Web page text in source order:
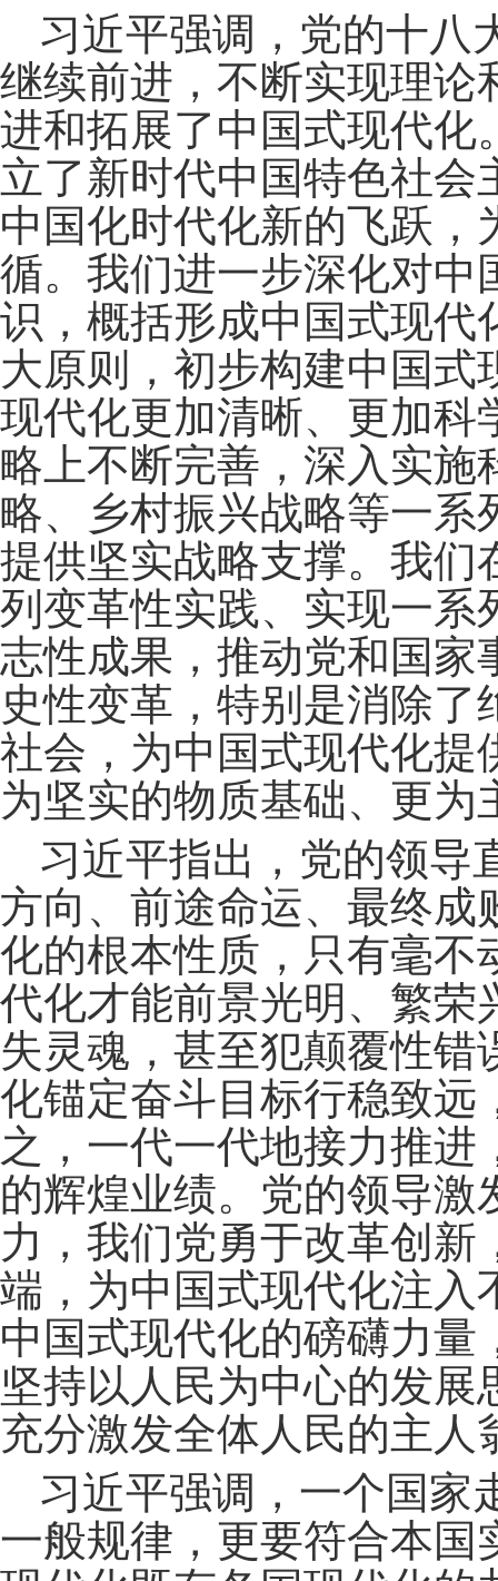
习近平强调，党的十八
继续前进，不断实现理论
进和拓展了中国式现代化
立了新时代中国特色社
中国化时代化新的飞跃
循。我们进一步深化对中
识，概括形成中国式现代
大原则，初步构建中国
现代化更加清晰、更加科
略上不断完善，深入实
略、乡村振兴战略等一
提供坚实战略支撑。我们
列变革性实践、实现一系
志性成果，推动党和国
史性变革，特别是消除
社会，为中国式现代化提
为坚实的物质基础、更为
习近平指出，党的领导
方向、前途命运、最终
化的根本性质，只有毫不
代化才能前景光明、繁荣
失灵魂，甚至犯颠覆性
化锚定奋斗目标行稳致远
之，一代一代地接力推
的辉煌业绩。党的领导
力，我们党勇于改革创
端，为中国式现代化注入
中国式现代化的磅礴力
坚持以人民为中心的发
充分激发全体人民的主人
习近平强调，一个国家
一般规律，更要符合本